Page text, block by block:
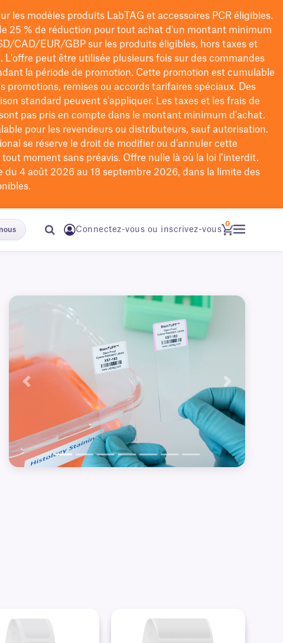
les modèles produits LabTAG et accessoires PCR éligibles.
25 % de réduction pour tout achat d'un montant minimum
CAD/EUR/GBPsur les produits éligibles, hors taxes et
. L'offre peut être utilisée plusieurs fois sur des commandes
la période de promotion. Cette promotion est cumulable
promotions, remises ou accords tarifaires spéciaux. Des
standard peuvent s'appliquer. Les taxes et les frais de
sont pas pris en compte dans le montant minimum d'achat.
pour les revendeurs ou distributeurs, sauf autorisation.
se réserve le droit de modifierou d’annuler cette
moment sans préavis. Offre nulle là où la loi l’interdit.
du 4 août 2026 au 18 septembre 2026, dans la limite des
Connectez-vous ou inscrivez-vous
0
Précédent Suivant